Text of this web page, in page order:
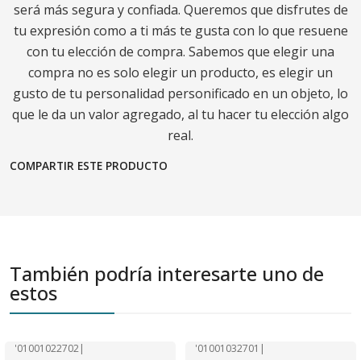
será más segura y confiada. Queremos que disfrutes de
tu expresión como a ti más te gusta con lo que resuene
con tu elección de compra. Sabemos que elegir una
compra no es solo elegir un producto, es elegir un
gusto de tu personalidad personificado en un objeto, lo
que le da un valor agregado, al tu hacer tu elección algo
real.
COMPARTIR ESTE PRODUCTO
También podría interesarte uno de
estos
'01001022702| '01001032701 |